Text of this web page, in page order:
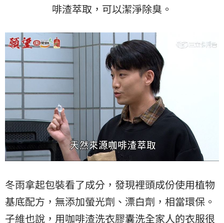
啡渣萃取，可以潔淨除臭。
冬雨拿起包裝看了成分，發現裡頭成份使用植物
基底配方，無添加螢光劑、漂白劑，相當環保。
子維也說，用咖啡渣洗衣膠囊洗全家人的衣服很